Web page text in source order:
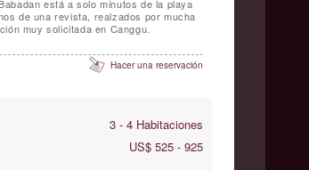
está a solo minutos de la playa
muy solicitada en Canggu.
Hacer una reservación
3 - 4 Habitaciones
US$ 525 - 925